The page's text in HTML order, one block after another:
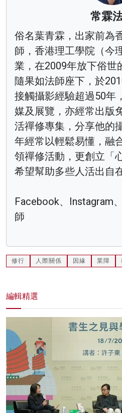
常霖
俗名葉青霖，出家前為
師，香港理工學院（今
業，在2009年放下俗世
隨果如法師座下，於
接觸攝影經驗超過50年
媒及展覽，亦經常出版
活禪修專集，分享他的
年經常以輕鬆易懂，融
領禪修活動，更創立「
希望幫助多些人活出自
Facebook、Instagram
師
修行 人際關係 因緣 業障
編輯精選